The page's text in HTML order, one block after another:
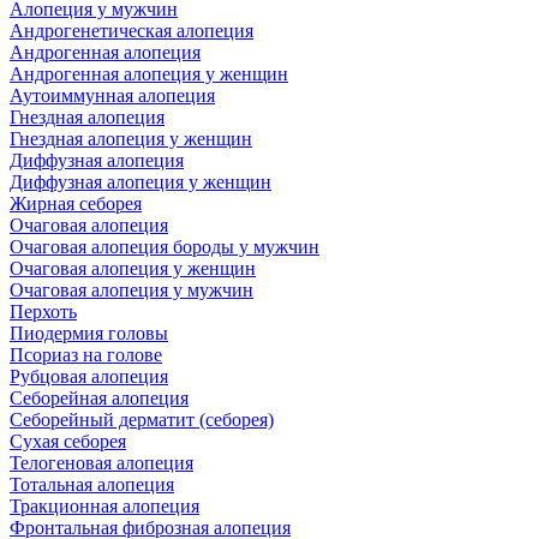
Алопеция у мужчин
Андрогенетическая алопеция
Андрогенная алопеция
Андрогенная алопеция у женщин
Аутоиммунная алопеция
Гнездная алопеция
Гнездная алопеция у женщин
Диффузная алопеция
Диффузная алопеция у женщин
Жирная себорея
Очаговая алопеция
Очаговая алопеция бороды у мужчин
Очаговая алопеция у женщин
Очаговая алопеция у мужчин
Перхоть
Пиодермия головы
Псориаз на голове
Рубцовая алопеция
Себорейная алопеция
Себорейный дерматит (себорея)
Сухая себорея
Телогеновая алопеция
Тотальная алопеция
Тракционная алопеция
Фронтальная фиброзная алопеция